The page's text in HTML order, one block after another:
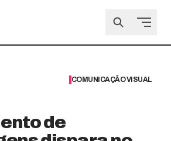
COMUNICAÇÃO VISUAL
de